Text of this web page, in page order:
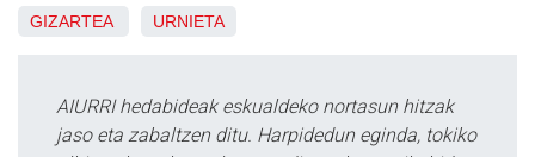
GIZARTEA URNIETA
AIURRI hedabideak eskualdeko nortasun hitzak
jaso eta zabaltzen ditu. Harpidedun eginda, tokiko